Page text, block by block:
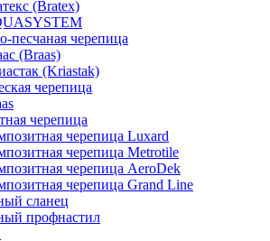
(Bratex)
песчаная черепица
(Braas)
(Kriastak)
черепица
черепица
черепица Luxard
черепица Metrotile
черепица AeroDek
черепица Grand Line
сланец
профнастил